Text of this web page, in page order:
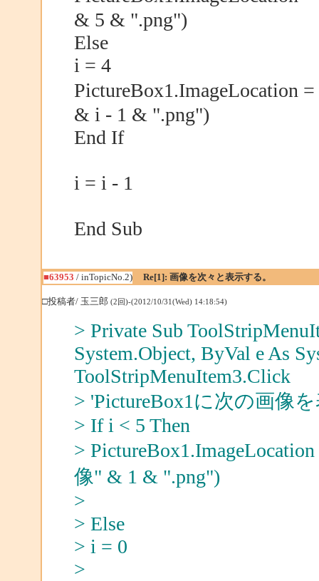
& 5 & ".png")
Else
i = 4
PictureBox1.ImageLocation
& i - 1 & ".png")
End If
i = i - 1
End Sub
■63953 / inTopicNo.2) Re[1]: 画像を次々と表示する。
□投稿者/ 玉三郎 (2回)-(2012/10/31(Wed) 14:18:54)
> Private Sub
System.Object, ByVal e As
ToolStripMenuItem3.Click
> 'PictureBox1に次の画像
> If i < 5 Then
>
像" & 1 & ".png")
>
> Else
> i = 0
>